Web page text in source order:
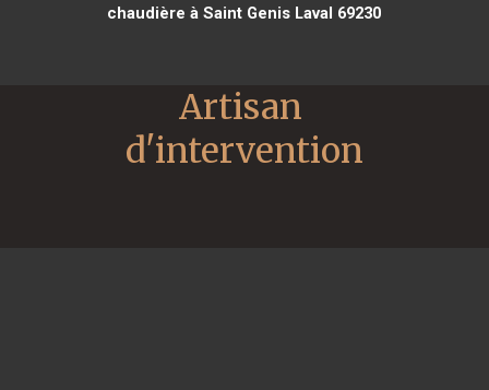
chaudière à Saint Genis Laval 69230
Artisan
d'intervention